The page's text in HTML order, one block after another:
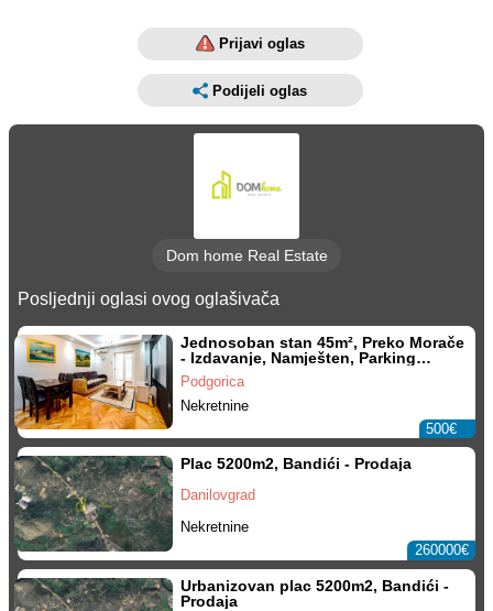
Prijavi oglas
Podijeli oglas
Dom home Real Estate
Posljednji oglasi ovog oglašivača
Jednosoban stan 45m², Preko Morače
- Izdavanje, Namješten, Parking
mjesto
Podgorica
Nekretnine
500€
Plac 5200m2, Bandići - Prodaja
Danilovgrad
Nekretnine
260000€
Urbanizovan plac 5200m2, Bandići -
Prodaja